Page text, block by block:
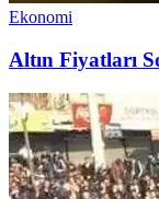
Ekonomi
Altın Fiyatları